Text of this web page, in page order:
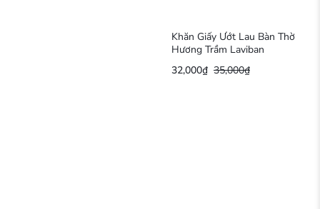
Khăn Giấy Ướt Lau Bàn Thờ
Hương Trầm Laviban
35,000₫
32,000₫